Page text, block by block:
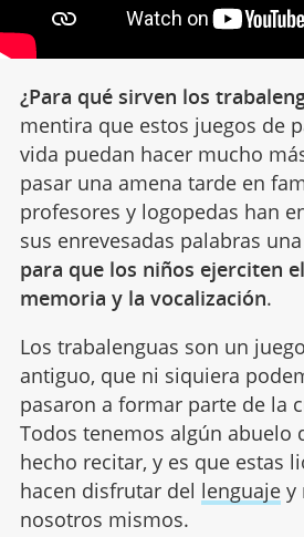
¿Para qué sirven los
mentira que estos juegos de
vida puedan hacer mucho
pasar una amena tarde en
profesores y logopedas han
sus enrevesadas palabras
para que los niños ejerciten
memoria y la vocalización.
Los trabalenguas son un
antiguo, que ni siquiera
pasaron a formar parte de la
Todos tenemos algún abuelo
hecho recitar, y es que estas
hacen disfrutar del lenguajey
nosotros mismos.